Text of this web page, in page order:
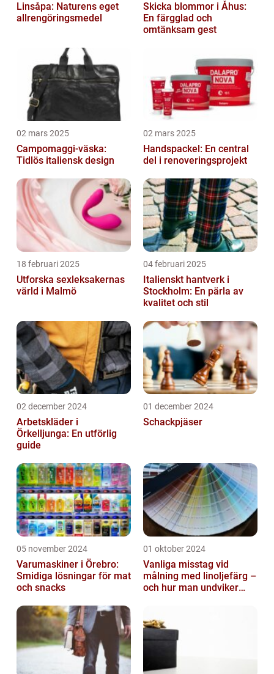
Linsåpa: Naturens eget
allrengöringsmedel
Skicka blommor i Åhus:
En färgglad och
omtänksam gest
02 mars 2025
Campomaggi-väska:
Tidlös italiensk design
02 mars 2025
Handspackel: En central
del i renoveringsprojekt
18 februari 2025
Utforska sexleksakernas
värld i Malmö
04 februari 2025
Italienskt hantverk i
Stockholm: En pärla av
kvalitet och stil
02 december 2024
Arbetskläder i
Örkelljunga: En utförlig
guide
01 december 2024
Schackpjäser
05 november 2024
Varumaskiner i Örebro:
Smidiga lösningar för mat
och snacks
01 oktober 2024
Vanliga misstag vid
målning med linoljefärg –
och hur man undviker